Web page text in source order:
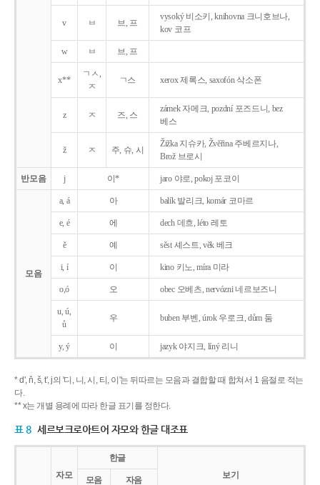
v ㅂ 브, 프
vysoký 비소키, knihovna 크니호브나,
kov 코프
w ㅂ 브, 프
x**
ㄱㅅ,
ㅈ
ㄱ스 xerox 제록스, saxofón 삭소폰
z ㅈ 즈, 스
zámek 자메크, pozdní 포즈드니, bez
베스
ž ㅈ 주, 슈, 시
Žižka 지슈카, Žvěřina 주베르지나,
Brož 브로시
반모음 j 이* jaro 야로, pokoj 포코이
모음
a, á 아 balík 발리크, komár 코마르
e, é 에 dech 데흐, léto 레토
ě 예 sěst 셰스트, věk 베크
i, í 이 kino 키노, míra 미라
o,ó 오 obec 오베츠, nervózni 네르보즈니
u, ú,
ů
우 buben 부벤, úrok 우로크, dům 둠
y, ý 이 jazyk야지크, líný 리니
* d', ň, š, t', j의 '디, 니, 시, 티, 이'는 뒤따르는 모음과 결합할 때 합쳐서 1 음절로 적는
다.
** x는 개별 용례에 따라 한글 표기를 정한다.
표 8 세르보크로아트어 자모와 한글 대조표
자모
한글
보기
모음
자음